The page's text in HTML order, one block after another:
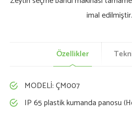
imal edilmiştir.
Özellikler
MODELİ: ÇM007
IP 65 plastik kumanda panosu